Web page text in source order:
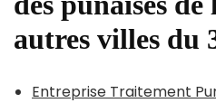
autres villes du
Entreprise Traitement